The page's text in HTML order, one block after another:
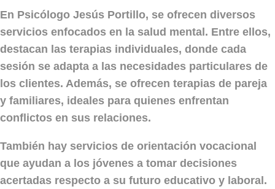
En Psicólogo Jesús Portillo, se ofrecen diversos
servicios enfocados en la salud mental. Entre ellos,
destacan las terapias individuales, donde cada
sesión se adapta a las necesidades particulares de
los clientes. Además, se ofrecen terapias de pareja
y familiares, ideales para quienes enfrentan
conflictos en sus relaciones.
También hay servicios de orientación vocacional
que ayudan a los jóvenes a tomar decisiones
acertadas respecto a su futuro educativo y laboral.